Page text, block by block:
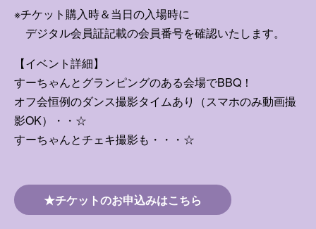
※チケット購入時＆当日の入場時に
デジタル会員証記載の会員番号を確認いたします。
【イベント詳細】
すーちゃんとグランピングのある会場でBBQ！
オフ会恒例のダンス撮影タイムあり（スマホのみ動画撮
影OK）・・☆
すーちゃんとチェキ撮影も・・・☆
★チケットのお申込みはこちら